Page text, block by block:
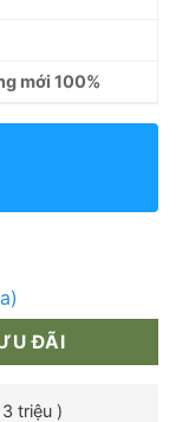
mới 100%
ĐÃI
triệu )